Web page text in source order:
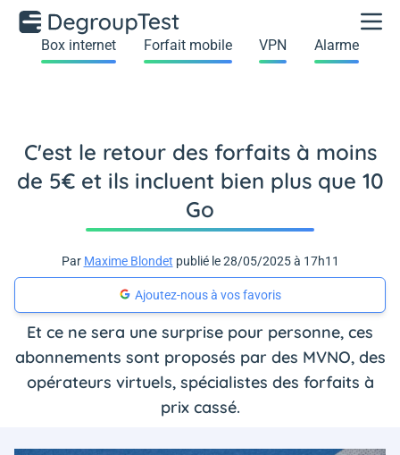
Box internet Forfait mobile VPN Alarme
C'est le retour des forfaits à moins
de 5€ et ils incluent bien plus que 10
Go
Par Maxime Blondet publié le 28/05/2025 à 17h11
Ajoutez-nous à vos favoris
Et ce ne sera une surprise pour personne, ces
abonnements sont proposés par des MVNO, des
opérateurs virtuels, spécialistes des forfaits à
prix cassé.